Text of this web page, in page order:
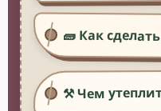
🧱 Как
⚒️ Чем